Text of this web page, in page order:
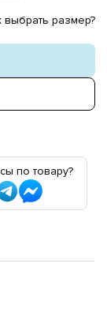
выбрать размер?
по товару?